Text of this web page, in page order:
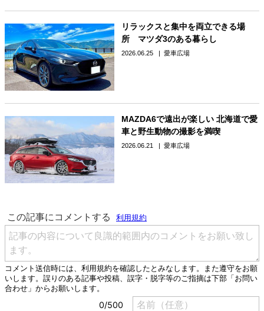
リラックスと集中を両立できる場
所 マツダ3のある暮らし
2026.06.25 愛車広場
MAZDA6で遠出が楽しい 北海道で愛
車と野生動物の撮影を満喫
2026.06.21 愛車広場